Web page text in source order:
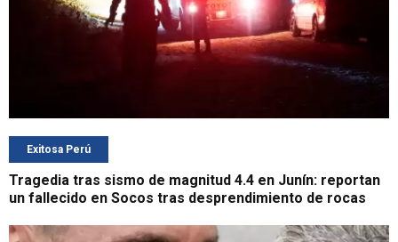
Exitosa Perú
Tragedia tras sismo de magnitud 4.4 en Junín: reportan
un fallecido en Socos tras desprendimiento de rocas